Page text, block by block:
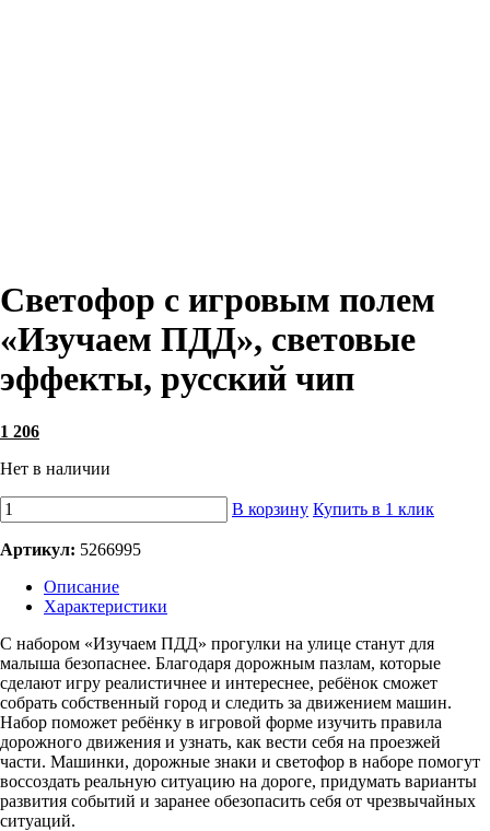
Светофор с игровым полем
«Изучаем ПДД», световые
эффекты, русский чип
1 206
Нет в наличии
В корзину Купить в 1 клик
Артикул: 5266995
Описание
Характеристики
С набором «Изучаем ПДД» прогулки на улице станут для
малыша безопаснее. Благодаря дорожным пазлам, которые
сделают игру реалистичнее и интереснее, ребёнок сможет
собрать собственный город и следить за движением машин.
Набор поможет ребёнку в игровой форме изучить правила
дорожного движения и узнать, как вести себя на проезжей
части. Машинки, дорожные знаки и светофор в наборе помогут
воссоздать реальную ситуацию на дороге, придумать варианты
развития событий и заранее обезопасить себя от чрезвычайных
ситуаций.